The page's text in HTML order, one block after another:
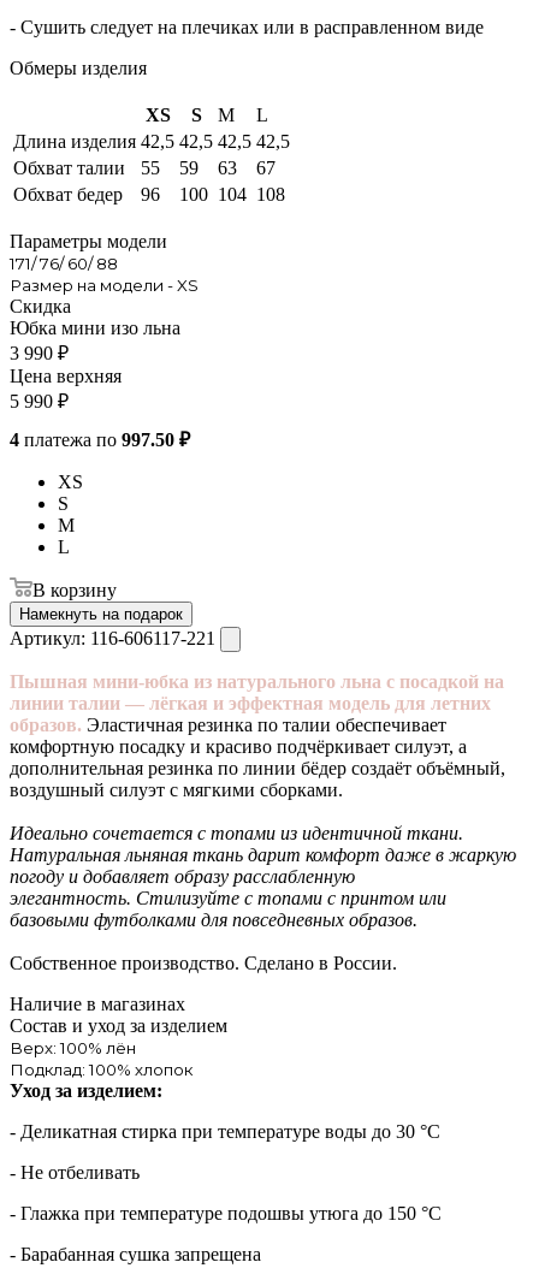
- Сушить следует на плечиках или в расправленном виде
Обмеры изделия
XS S M
L
Длина изделия 42,5 42,5 42,5 42,5
Обхват талии
55 59 63
67
Обхват бедер
96 100 104 108
Параметры модели
171/ 76/ 60/ 88
Размер на модели - XS
Скидка
Юбка мини изо льна
3 990 ₽
Цена верхняя
5 990 ₽
4 платежа по 997.50 ₽
XS
S
M
L
В корзину
Намекнуть на подарок
Артикул: 116-606117-221
Пышная мини-юбка из натурального льна с посадкой на
линии талии — лёгкая и эффектная модель для летних
образов. Эластичная резинка по талии обеспечивает
комфортную посадку и красиво подчёркивает силуэт, а
дополнительная резинка по линии бёдер создаёт объёмный,
воздушный силуэт с мягкими сборками.
Идеально сочетается с топами из идентичной ткани.
Натуральная льняная ткань дарит комфорт даже в жаркую
погоду и добавляет образу расслабленную
элегантность. Стилизуйте с топами с принтом или
базовыми футболками для повседневных образов.
Собственное производство. Сделано в России.
Наличие в магазинах
Состав и уход за изделием
Верх: 100% лён
Подклад: 100% хлопок
Уход за изделием:
- Деликатная стирка при температуре воды до 30 °C
- Не отбеливать
- Глажка при температуре подошвы утюга до 150 °C
- Барабанная сушка запрещена